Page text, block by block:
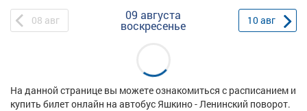
08 авг 09 августа
воскресенье 10авг
На данной странице вы можете ознакомиться с расписанием и
купить билет онлайн на автобус Яшкино - Ленинский поворот.